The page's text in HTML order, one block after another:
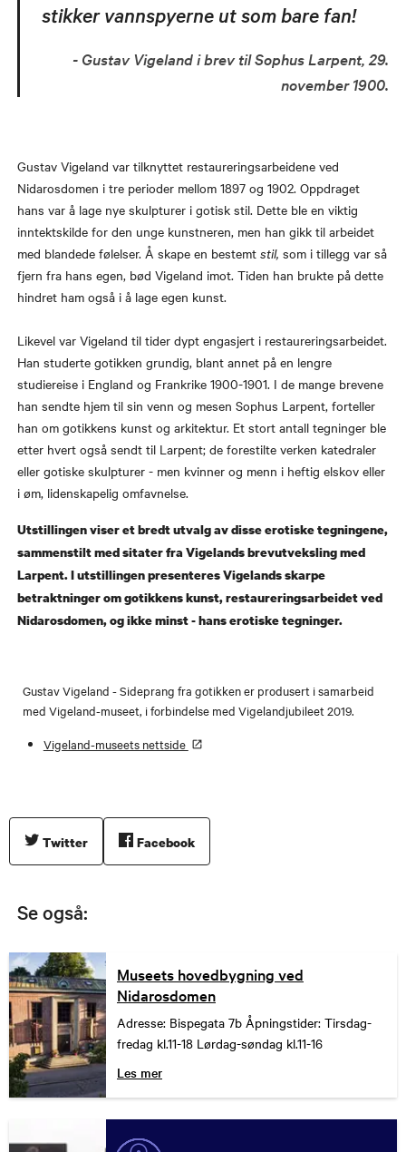
stikker vannspyerne ut som bare fan!
Gustav Vigeland i brev til Sophus Larpent, 29.
november 1900.
Gustav Vigeland var tilknyttet restaureringsarbeidene ved
Nidarosdomen i tre perioder mellom 1897 og 1902. Oppdraget
hans var å lage nye skulpturer i gotisk stil. Dette ble en viktig
inntektskilde for den unge kunstneren, men han gikk til arbeidet
med blandede følelser. Å skape en bestemt stil, som i tillegg var så
fjern fra hans egen, bød Vigeland imot. Tiden han brukte på dette
hindret ham også i å lage egen kunst.
Likevel var Vigeland til tider dypt engasjert i restaureringsarbeidet.
Han studerte gotikken grundig, blant annet på en lengre
studiereise i England og Frankrike 1900-1901. I de mange brevene
han sendte hjem til sin venn og mesen Sophus Larpent, forteller
han om gotikkens kunst og arkitektur. Et stort antall tegninger ble
etter hvert også sendt til Larpent; de forestilte verken katedraler
eller gotiske skulpturer - men kvinner og menn i heftig elskov eller
i øm, lidenskapelig omfavnelse.
Utstillingen viser et bredt utvalg av disse erotiske tegningene,
sammenstilt med sitater fra Vigelands brevutveksling med
Larpent. I utstillingen presenteres Vigelands skarpe
betraktninger om gotikkens kunst, restaureringsarbeidet ved
Nidarosdomen, og ikke minst - hans erotiske tegninger.
Gustav Vigeland - Sideprang fra gotikken er produsert i samarbeid
med Vigeland-museet, i forbindelse med Vigelandjubileet 2019.
Vigeland-museets nettside
Twitter Facebook
Se også:
Museets hovedbygning ved
Nidarosdomen
Adresse: Bispegata 7b Åpningstider: Tirsdag-
fredag kl.11-18 Lørdag-søndag kl.11-16
Les mer